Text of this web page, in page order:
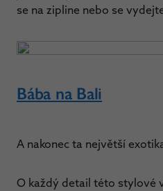
se na zipline nebo se
Bába na Bali
A nakonec ta největší
O každý detail této stylové